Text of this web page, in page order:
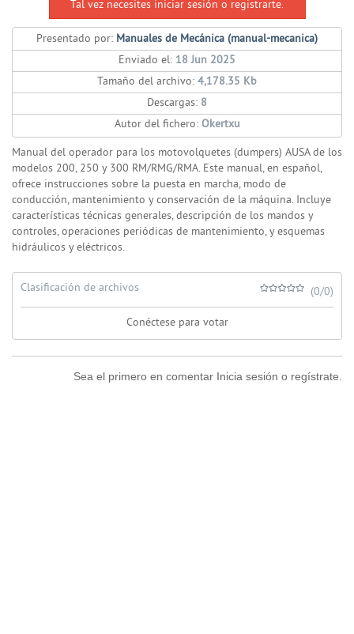
Tal vez necesites iniciar sesión o registrarte.
Presentado por: Manuales de Mecánica (manual-mecanica)
Enviado el: 18 Jun 2025
Tamaño del archivo: 4,178.35 Kb
Descargas: 8
Autor del fichero: Okertxu
Manual del operador para los motovolquetes (dumpers) AUSA de los
modelos 200, 250 y 300 RM/RMG/RMA. Este manual, en español,
ofrece instrucciones sobre la puesta en marcha, modo de
conducción, mantenimiento y conservación de la máquina. Incluye
características técnicas generales, descripción de los mandos y
controles, operaciones periódicas de mantenimiento, y esquemas
hidráulicos y eléctricos.
Clasificación de archivos (0/0)
Conéctese para votar
Sea el primero en comentar Inicia sesión o regístrate.